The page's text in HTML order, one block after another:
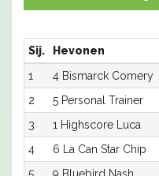
Sij. Hevonen
1
4 Bismarck Comery
2
5 Personal Trainer
3
1 Highscore Luca
4
6 La Can Star Chip